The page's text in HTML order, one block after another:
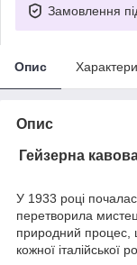
Замовлення
Опис
Опис
Гейзерна
У 1933 році
перетворила
природний процес,
кожної італійської